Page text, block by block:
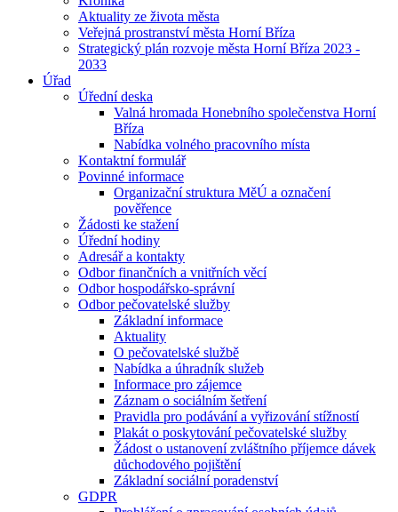
Aktuality ze života města
Veřejná prostranství města Horní Bříza
Strategický plán rozvoje města Horní Bříza 2023 -
2033
Úřad
Úřední deska
Valná hromada Honebního společenstva Horní
Bříza
Nabídka volného pracovního místa
Kontaktní formulář
Povinné informace
Organizační struktura MěÚ a označení
pověřence
Žádosti ke stažení
Úřední hodiny
Adresář a kontakty
Odbor finančních a vnitřních věcí
Odbor hospodářsko-správní
Odbor pečovatelské služby
Základní informace
Aktuality
O pečovatelské službě
Nabídka a úhradník služeb
Informace pro zájemce
Záznam o sociálním šetření
Pravidla pro podávání a vyřizování stížností
Plakát o poskytování pečovatelské služby
Žádost o ustanovení zvláštního příjemce dávek
důchodového pojištění
Základní sociální poradenství
GDPR